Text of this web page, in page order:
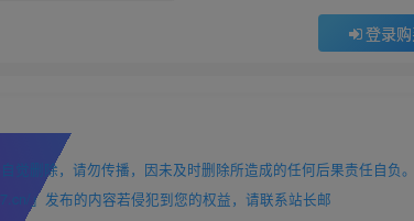
登录
觉删除，请勿传播，因未及时删除所造成的任何后果责任自负
」发布的内容若侵犯到您的权益，请联系站长邮